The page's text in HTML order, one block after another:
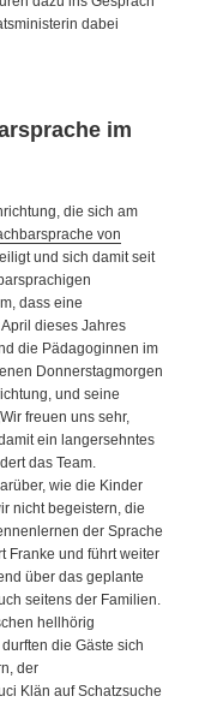
dabei
im
die sich am
von
und sich damit seit
dass eine
dieses Jahres
die Pädagoginnen im
Donnerstagmorgen
und seine
freuen uns sehr,
ein langersehntes
das Team.
wie die Kinder
nicht begeistern, die
der Sprache
Franke und führt weiter
über das geplante
seitens der Familien.
hellhörig
die Gäste sich
der
Klän auf Schatzsuche